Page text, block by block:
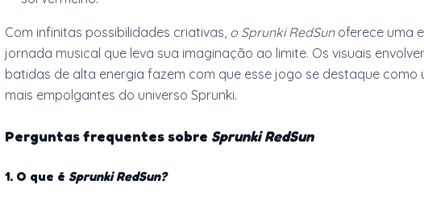
Com infinitas possibilidades criativas, o Sprunki RedSunoferece uma
jornada musical que leva sua imaginação ao limite. Os visuais
batidas de alta energia fazem com que esse jogo se destaque como
mais empolgantes do universo Sprunki.
Perguntas frequentes sobre Sprunki RedSun
1. O que é Sprunki RedSun?